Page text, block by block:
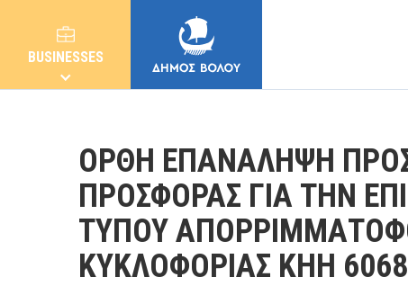
BUSINESSES
MUNICIPALITY
ΟΡΘΗ ΕΠΑΝΑΛΗΨΗ
ΠΡΟΣΦΟΡΑΣ ΓΙΑ ΤΗΝ
ΤΥΠΟΥ
ΚΥΚΛΟΦΟΡΙΑΣ ΚΗΗ 6068